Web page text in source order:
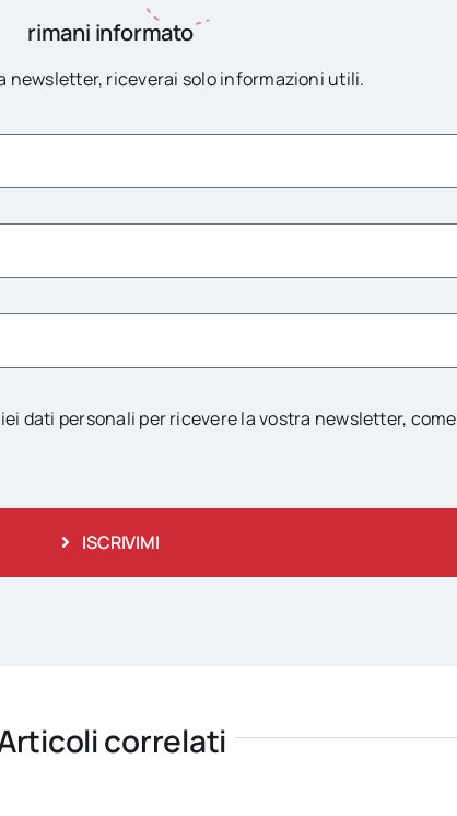
rimani informato
newsletter, riceverai solo informazioni utili.
dati personali per ricevere la vostra newsletter, come
ISCRIVIMI
correlati